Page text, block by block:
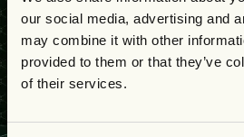
our social media, advertising and
may combine it with other
provided to them or that they’ve
of their services.